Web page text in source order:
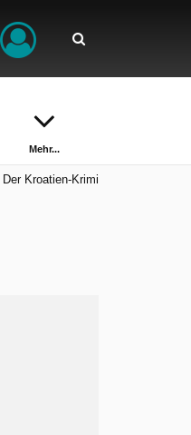
Mehr...
Der Kroatien-Krimi